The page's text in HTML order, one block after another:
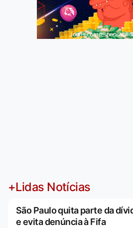
Jogue com
+Lidas Notícias
São Paulo quita parte da
e evita denúncia à Fifa